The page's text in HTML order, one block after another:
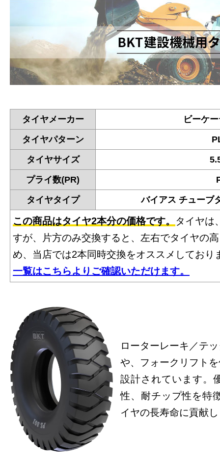
タイヤメーカー ビーケ
タイヤパターン
タイヤサイズ
プライ数(PR)
タイヤタイプ バイアス チューブ
この商品はタイヤ2本分の価格です。 タイヤは
すが、片方のみ交換すると、左右でタイヤの
め、当店では2本同時交換をオススメしており
一覧はこちらよりご確認いただけます。
ローターレーキ／テ
や、フォークリフト
設計されています。
性、耐チップ性を特
イヤの長寿命に貢献